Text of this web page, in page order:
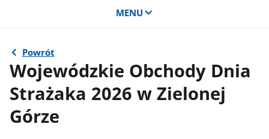
MENU
Powrót
Wojewódzkie Obchody Dnia
Strażaka 2026 w Zielonej
Górze